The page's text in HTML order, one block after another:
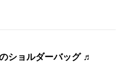
ショルダーバッグ ♬